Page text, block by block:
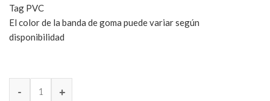
Tag PVC
El color de la banda de goma puede variar según
disponibilidad